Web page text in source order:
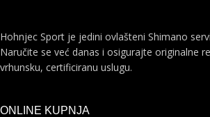
Hohnjec Sport je jedini ovlašteni Shimano
Naručite se već danas i osigurajte originalne
vrhunsku, certificiranu uslugu.
ONLINE KUPNJA